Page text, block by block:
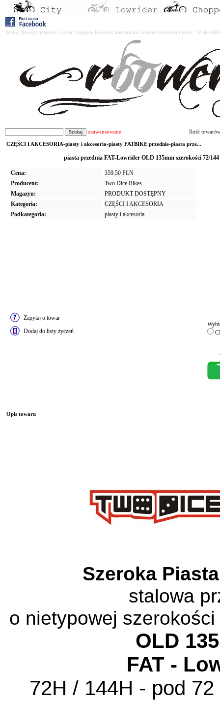
Witaj. Rowery miejskie, cruiser, chopper, lowrider, amsterdam, custom kupisz tu i teraz : 07-08-
zaawansowane Ilość
CZĘŚCI I AKCESORIA-piasty i akcesoria-piasty FATBIKE przednie-piasta prze...
piasta przednia FAT-Lowrider OLD 135mm szerokości 72/
Cena:
359.50 PLN
Producent:
Two Dice Bikes
Magazyn:
PRODUKT DOSTĘPNY
Kategoria:
CZĘŚCI I AKCESORIA
Podkategoria:
piasty i akcesoria
Zapytaj o towar
Dodaj do listy życzeń
Opis towaru
Szeroka
stalowa
o nietypowej
OLD
FAT -
72H / 144H - pod